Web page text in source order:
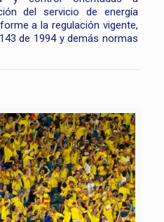
del servicio de energía
a la regulación vigente,
de 1994 y demás normas